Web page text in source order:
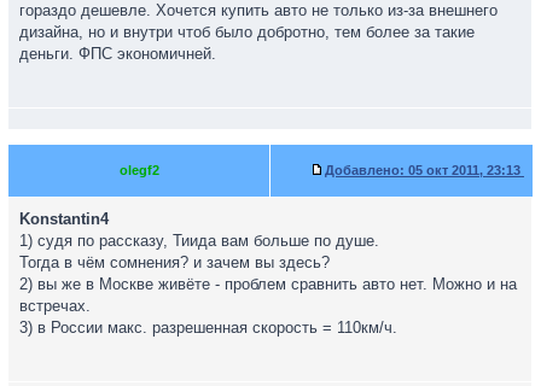
гораздо дешевле. Хочется купить авто не только из-за внешнего
дизайна, но и внутри чтоб было добротно, тем более за такие
деньги. ФПС экономичней.
olegf2 Добавлено: 05 окт 2011, 23:13
Konstantin4
1) судя по рассказу, Тиида вам больше по душе.
Тогда в чём сомнения? и зачем вы здесь?
2) вы же в Москве живёте - проблем сравнить авто нет. Можно и на
встречах.
3) в России макс. разрешенная скорость = 110км/ч.